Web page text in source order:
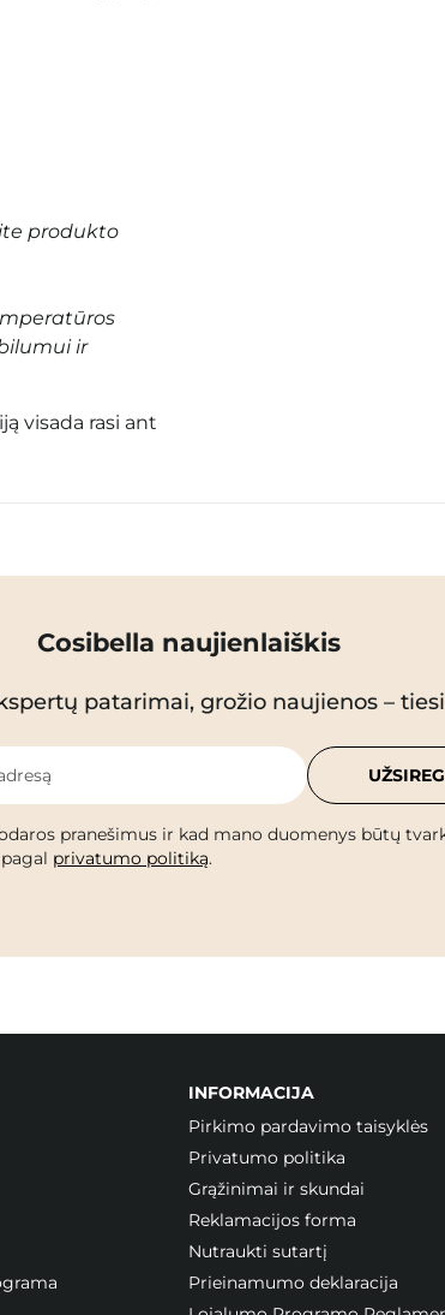
produkto
ir
visada rasi ant
Cosibella naujienlaiškis
patarimai, grožio naujienos –
pranešimus ir kad mano duomenys būtų
privatumo politiką.
INFORMACIJA
Pirkimo pardavimo taisyklės
Privatumo politika
Grąžinimai ir skundai
Reklamacijos forma
Nutraukti sutartį
Prieinamumo deklaracija